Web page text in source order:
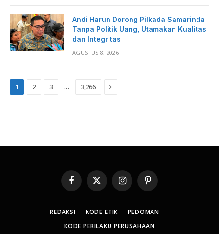
Andi Harun Dorong Pilkada Samarinda
Tanpa Politik Uang, Utamakan Kualitas
dan Integritas
AGUSTUS 8, 2026
1 2 3 … 3,266 Next
Facebook
X
(Twitter)
InstagramPinterest
REDAKSI KODE ETIK
PEDOMAN
KODE PERILAKU PERUSAHAAN